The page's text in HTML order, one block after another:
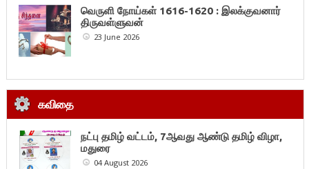
வெருளி நோய்கள் 1616-1620 : இலக்குவனார்
திருவள்ளுவன்
23 June 2026
கவிதை
நட்பு தமிழ் வட்டம், 7ஆவது ஆண்டு தமிழ் விழா,
மதுரை
04 August 2026